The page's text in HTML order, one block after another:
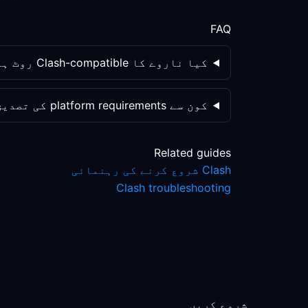
FAQ
کیا ناروے کا Clash-compatible روٹ ہمیشہ روٹ سیٹ اپ بہتر بنائے گا؟
کون سے platform requirements کی تصدیق ہوئی ہے؟
Related guides
Clash شروع کرنے کی رہنمائی
Clash troubleshooting
شروع کریں